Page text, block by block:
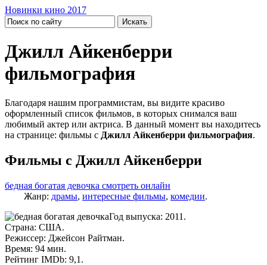
Новинки кино 2017
Джилл Айкенберри
фильмография
Благодаря нашим программистам, вы видите красиво
оформленный список фильмов, в которых снимался ваш
любимый актер или актриса. В данный момент вы находитесь
на странице: фильмы с Джилл Айкенберри фильмография.
Фильмы с Джилл Айкенберри
бедная богатая девочка смотреть онлайн
Жанр: драмы, интересные фильмы, комедии.
Год выпуска: 2011.
Страна: США.
Режиссер: Джейсон Райтман.
Время: 94 мин.
Рейтинг IMDb: 9,1.